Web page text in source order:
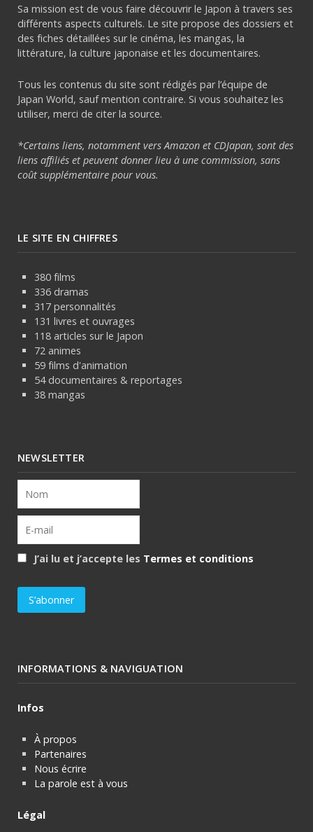
Sa mission est de vous faire découvrir le Japon à travers ses
différents aspects culturels. Le site propose des dossiers et
des fiches détaillées sur le cinéma, les mangas, la
littérature, la culture japonaise et les documentaires.
Tous les contenus du site sont rédigés par l’équipe de
Japan World, sauf mention contraire. Si vous souhaitez les
utiliser, merci de citer la source.
*Certains liens, notamment vers Amazon et CDJapan, sont des
liens affiliés et peuvent donner lieu à une commission, sans
coût supplémentaire pour vous.
LE SITE EN CHIFFRES
380 films
336 dramas
317 personnalités
131 livres et ouvrages
118 articles sur le Japon
72 animes
59 films d'animation
54 documentaires & reportages
38 mangas
NEWSLETTER
J’ai lu et j’accepte les Termes et conditions
INFORMATIONS & NAVIGUATION
Infos
À propos
Partenaires
Nous écrire
La parole est à vous
Légal